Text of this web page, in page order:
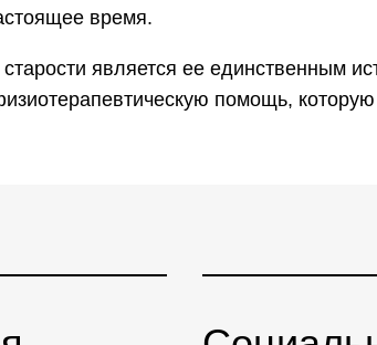
время.
является ее единственным
помощь, которую